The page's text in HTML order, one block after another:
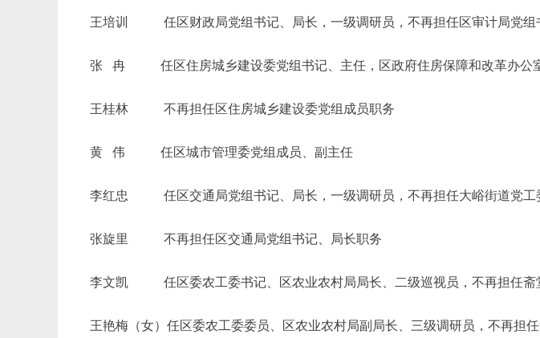
王培训 任区财政局党组书记、局长，一级调研员，不再担任区审计局党组
张 冉 任区住房城乡建设委党组书记、主任，区政府住房保障和改革办公
王桂林 不再担任区住房城乡建设委党组成员职务
黄 伟 任区城市管理委党组成员、副主任
李红忠 任区交通局党组书记、局长，一级调研员，不再担任大峪街道党工
张旋里 不再担任区交通局党组书记、局长职务
李文凯 任区委农工委书记、区农业农村局局长、二级巡视员，不再担任斋
王艳梅（女）任区委农工委委员、区农业农村局副局长、三级调研员，不再担